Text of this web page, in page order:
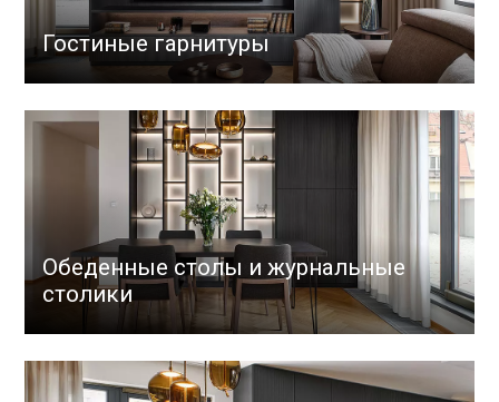
Гостиные гарнитуры
Обеденные столы и журнальные
столики